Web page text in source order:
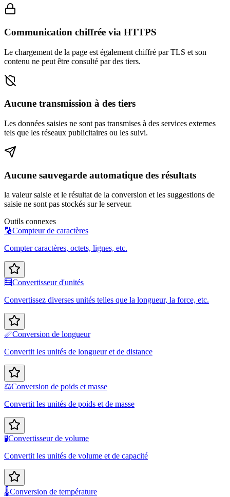
Communication chiffrée via HTTPS
Le chargement de la page est également chiffré par TLS et son
contenu ne peut être consulté par des tiers.
Aucune transmission à des tiers
Les données saisies ne sont pas transmises à des services externes
tels que les réseaux publicitaires ou les suivi.
Aucune sauvegarde automatique des résultats
la valeur saisie et le résultat de la conversion et les suggestions de
saisie ne sont pas stockés sur le serveur.
Outils connexes
🔢Compteur de caractères
Compter caractères, octets, lignes, etc.
🧮Convertisseur d'unités
Convertissez diverses unités telles que la longueur, la force, etc.
📏Conversion de longueur
Convertit les unités de longueur et de distance
⚖️Conversion de poids et masse
Convertit les unités de poids et de masse
🧪Convertisseur de volume
Convertit les unités de volume et de capacité
🌡️Conversion de température